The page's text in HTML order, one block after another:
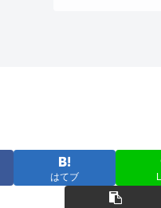
はてブ